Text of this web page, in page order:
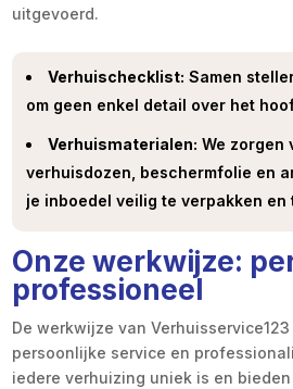
uitgevoerd.
Verhuischecklist: Samen
om geen enkel detail over het
Verhuismaterialen: We zorgen
verhuisdozen, beschermfolie en
je inboedel veilig te verpakken
Onze werkwijze:
professioneel
De werkwijze van
persoonlijke service en
iedere verhuizing uniek is en